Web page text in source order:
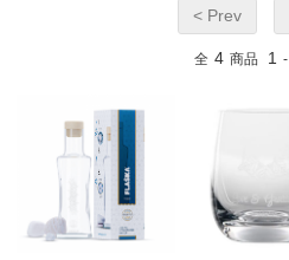
< Prev
全 4 商品 1 -